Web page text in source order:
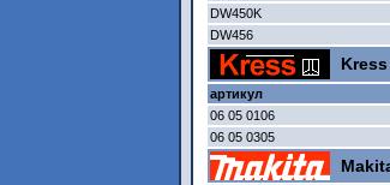
DW450K
DW456
Kress
артикул
06 05 0106
06 05 0305